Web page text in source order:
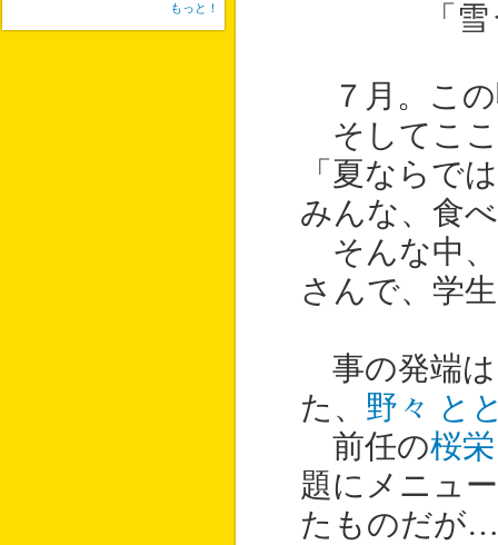
「
７月。この
そしてここ
「夏ならで
みんな、食
そんな中
さんで、学
事の発端は
た、 野々 と
前任の桜
題にメニュ
たものだが
もっと！